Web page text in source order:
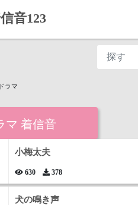
音123
ドラマ
マ 着信音
小梅太夫
630 378
犬の鳴き声